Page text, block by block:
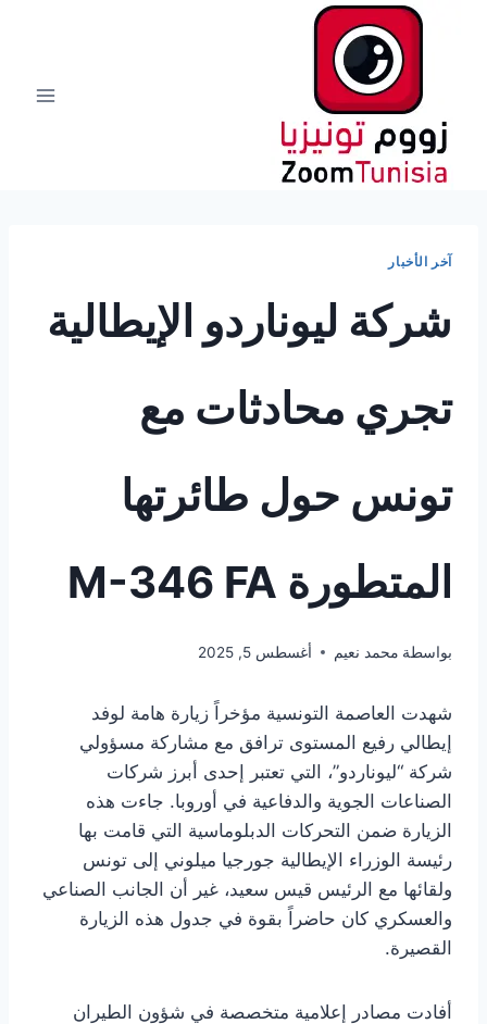
آخر الأخبار
شركة ليوناردو الإيطالية
تجري محادثات مع
تونس حول طائرتها
المتطورة M-346 FA
بواسطة محمد نعيم أغسطس 5, 2025
شهدت العاصمة التونسية مؤخراً زيارة هامة لوفد
إيطالي رفيع المستوى ترافق مع مشاركة مسؤولي
شركة “ليوناردو”، التي تعتبر إحدى أبرز شركات
الصناعات الجوية والدفاعية في أوروبا. جاءت هذه
الزيارة ضمن التحركات الدبلوماسية التي قامت بها
رئيسة الوزراء الإيطالية جورجيا ميلوني إلى تونس
ولقائها مع الرئيس قيس سعيد، غير أن الجانب الصناعي
والعسكري كان حاضراً بقوة في جدول هذه الزيارة
القصيرة.
أفادت مصادر إعلامية متخصصة في شؤون الطيران